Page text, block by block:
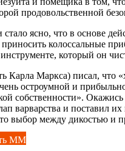
продовольственной
ясно, что в основе
колоссальные
который он
Карла Маркса) писал, что
остроумной и
собственности».
варварства и поставил
выбор между дикостью и
ММ